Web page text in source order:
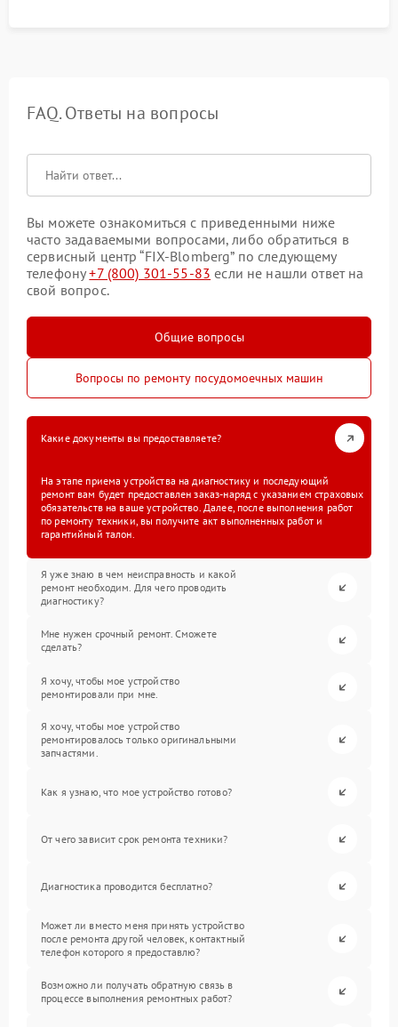
FAQ. Ответы на вопросы
Вы можете ознакомиться с приведенными ниже
часто задаваемыми вопросами, либо обратиться в
сервисный центр “FIX-Blomberg” по следующему
телефону+7 (800) 301-55-83 если не нашли ответ на
свой вопрос.
Общие вопросы
Вопросы по ремонту посудомоечных машин
Какие документы вы предоставляете?
На этапе приема устройства на диагностику и последующий
ремонт вам будет предоставлен заказ-наряд с указанием страховых
обязательств на ваше устройство. Далее, после выполнения работ
по ремонту техники, вы получите акт выполненных работ и
гарантийный талон.
Я уже знаю в чем неисправность и какой
ремонт необходим. Для чего проводить
диагностику?
Мне нужен срочный ремонт. Сможете
сделать?
Я хочу, чтобы мое устройство
ремонтировали при мне.
Я хочу, чтобы мое устройство
ремонтировалось только оригинальными
запчастями.
Как я узнаю, что мое устройство готово?
От чего зависит срок ремонта техники?
Диагностика проводится бесплатно?
Может ли вместо меня принять устройство
после ремонта другой человек, контактный
телефон которого я предоставлю?
Возможно ли получать обратную связь в
процессе выполнения ремонтных работ?